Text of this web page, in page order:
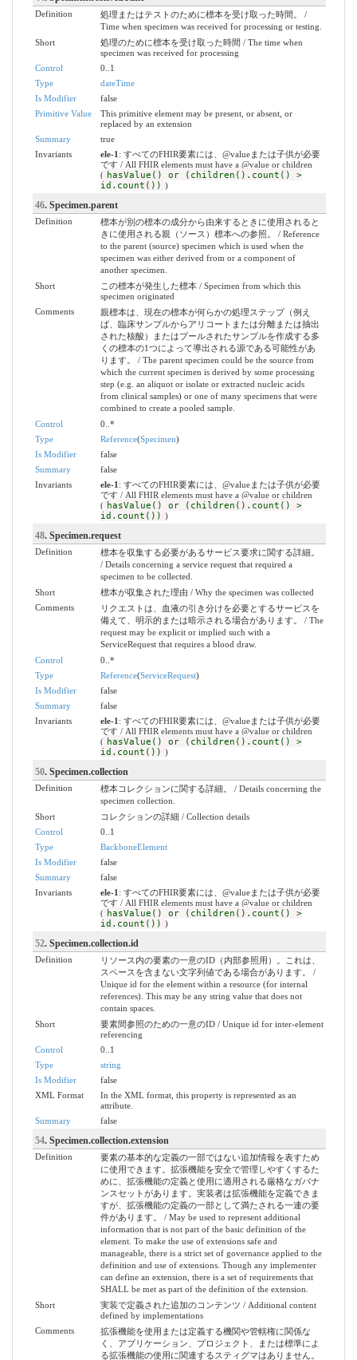
Definition
処理またはテストのために標本を受け取った時間。 /
Time when specimen was received for processing or testing.
Short
処理のために標本を受け取った時間 / The time when
specimen was received for processing
Control
0..1
Type
dateTime
Is Modifier
false
Primitive Value
This primitive element may be present, or absent, or
replaced by an extension
Summary
true
Invariants
ele-1 : すべてのFHIR要素には、@valueまたは子供が必要
です / All FHIR elements must have a @value or children
( hasValue() or (children().count() >
id.count()) )
46. Specimen.parent
Definition
標本が別の標本の成分から由来するときに使用されると
きに使用される親（ソース）標本への参照。 / Reference
to the parent (source) specimen which is used when the
specimen was either derived from or a component of
another specimen.
Short
この標本が発生した標本 / Specimen from which this
specimen originated
Comments
親標本は、現在の標本が何らかの処理ステップ（例え
ば、臨床サンプルからアリコートまたは分離または抽出
された核酸）またはプールされたサンプルを作成する多
くの標本の1つによって導出される源である可能性があ
ります。 / The parent specimen could be the source from
which the current specimen is derived by some processing
step (e.g. an aliquot or isolate or extracted nucleic acids
from clinical samples) or one of many specimens that were
combined to create a pooled sample.
Control
0..*
Type
Reference(Specimen)
Is Modifier
false
Summary
false
Invariants
ele-1 : すべてのFHIR要素には、@valueまたは子供が必要
です / All FHIR elements must have a @value or children
( hasValue() or (children().count() >
id.count()) )
48. Specimen.request
Definition
標本を収集する必要があるサービス要求に関する詳細。
/ Details concerning a service request that required a
specimen to be collected.
Short
標本が収集された理由 / Why the specimen was collected
Comments
リクエストは、血液の引き分けを必要とするサービスを
備えて、明示的または暗示される場合があります。 / The
request may be explicit or implied such with a
ServiceRequest that requires a blood draw.
Control
0..*
Type
Reference(ServiceRequest)
Is Modifier
false
Summary
false
Invariants
ele-1 : すべてのFHIR要素には、@valueまたは子供が必要
です / All FHIR elements must have a @value or children
( hasValue() or (children().count() >
id.count()) )
50. Specimen.collection
Definition
標本コレクションに関する詳細。 / Details concerning the
specimen collection.
Short
コレクションの詳細 / Collection details
Control
0..1
Type
BackboneElement
Is Modifier
false
Summary
false
Invariants
ele-1 : すべてのFHIR要素には、@valueまたは子供が必要
です / All FHIR elements must have a @value or children
( hasValue() or (children().count() >
id.count()) )
52. Specimen.collection.id
Definition
リソース内の要素の一意のID（内部参照用）。これは、
スペースを含まない文字列値である場合があります。 /
Unique id for the element within a resource (for internal
references). This may be any string value that does not
contain spaces.
Short
要素間参照のための一意のID / Unique id for inter-element
referencing
Control
0..1
Type
string
Is Modifier
false
XML Format
In the XML format, this property is represented as an
attribute.
Summary
false
54. Specimen.collection.extension
Definition
要素の基本的な定義の一部ではない追加情報を表すため
に使用できます。拡張機能を安全で管理しやすくするた
めに、拡張機能の定義と使用に適用される厳格なガバナ
ンスセットがあります。実装者は拡張機能を定義できま
すが、拡張機能の定義の一部として満たされる一連の要
件があります。 / May be used to represent additional
information that is not part of the basic definition of the
element. To make the use of extensions safe and
manageable, there is a strict set of governance applied to the
definition and use of extensions. Though any implementer
can define an extension, there is a set of requirements that
SHALL be met as part of the definition of the extension.
Short
実装で定義された追加のコンテンツ / Additional content
defined by implementations
Comments
拡張機能を使用または定義する機関や管轄権に関係な
く、アプリケーション、プロジェクト、または標準によ
る拡張機能の使用に関連するスティグマはありません。